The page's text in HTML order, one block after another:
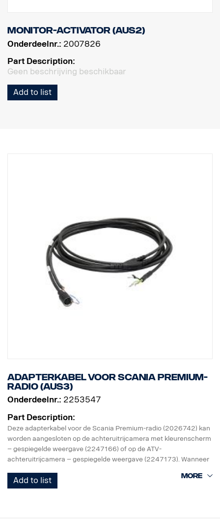
Monitor-activator (AUS2)
Onderdeelnr.: 2007826
Part Description:
Geen beschrijving beschikbaar
Add to list
Adapterkabel voor Scania Premium-
radio (AUS3)
Onderdeelnr.: 2253547
Part Description:
Deze adapterkabel voor de Scania Premium-radio (2026742) kan
worden aangesloten op de achteruitrijcamera met kleurenscherm
– gespiegelde weergave (2247166) of op de ATV-
achteruitrijcamera – gespiegelde weergave (2247173). Wanneer
radio.
Add to list